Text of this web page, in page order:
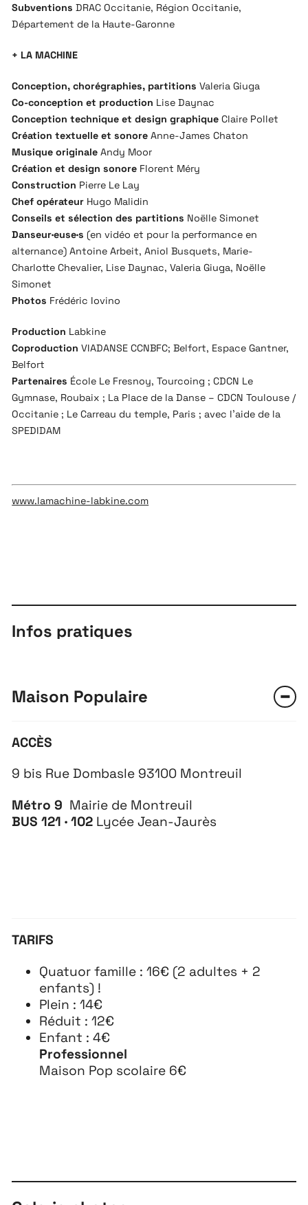
À propos
Recrutement
Subventions DRAC Occitanie, Région Occitanie,
Département de la Haute-Garonne
+ LA MACHINE
Conception, chorégraphies, partitions Valeria Giuga
Co-conception et production Lise Daynac
Conception technique et design graphique Claire Pollet
Création textuelle et sonore Anne-James Chaton
Musique originale Andy Moor
Création et design sonore Florent Méry
Construction Pierre Le Lay
Chef opérateur Hugo Malidin
Conseils et sélection des partitions Noëlle Simonet
Danseur·euse·s (en vidéo et pour la performance en
alternance) Antoine Arbeit, Aniol Busquets, Marie-
Charlotte Chevalier, Lise Daynac, Valeria Giuga, Noëlle
Simonet
Photos Frédéric Iovino
Production Labkine
Coproduction VIADANSE CCNBFC; Belfort, Espace Gantner,
Belfort
Partenaires École Le Fresnoy, Tourcoing ; CDCN Le
Gymnase, Roubaix ; La Place de la Danse – CDCN Toulouse /
Occitanie ; Le Carreau du temple, Paris ; avec l’aide de la
SPEDIDAM
www.lamachine-labkine.com
Infos pratiques
Maison Populaire
ACCÈS
9 bis Rue Dombasle 93100 Montreuil
Métro 9 Mairie de Montreuil
BUS 121 · 102 Lycée Jean-Jaurès
TARIFS
Quatuor famille : 16€ (2 adultes + 2
enfants) !
Plein : 14€
Réduit : 12€
Enfant : 4€
Professionnel
Maison Pop scolaire 6€